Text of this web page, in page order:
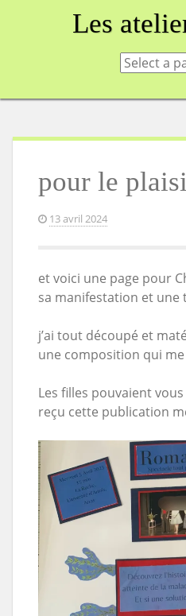
Les
pour le
13 avril 2024
et voici une page pour
sa manifestation et
j’ai tout découpé et
une composition qui
Les filles pouvaient
reçu cette publication